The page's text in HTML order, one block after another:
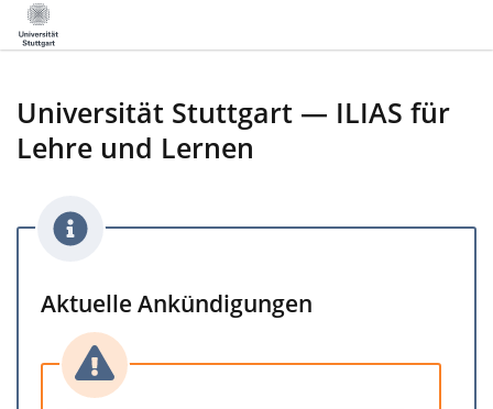
Universität Stuttgart — ILIAS für
Lehre und Lernen
Aktuelle Ankündigungen